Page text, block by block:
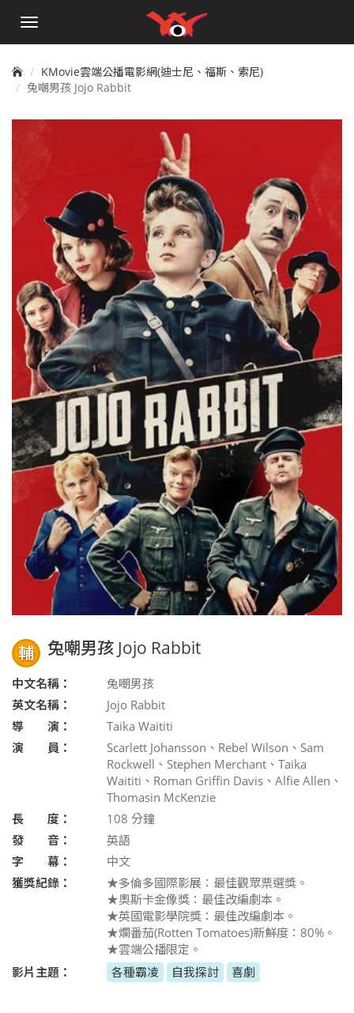
手
單
KMovie雲端公播電影網(迪士尼、福斯、索尼)
兔嘲男孩 Jojo Rabbit
輔 兔嘲男孩 Jojo Rabbit
中文名稱：
兔嘲男孩
英文名稱：
Jojo Rabbit
導 演：
Taika Waititi
演 員：
Scarlett Johansson、Rebel Wilson、Sam
Rockwell、Stephen Merchant、Taika
Waititi、Roman Griffin Davis、Alfie Allen、
Thomasin McKenzie
長 度：
108 分鐘
發 音：
英語
字 幕：
中文
獲獎紀錄：
★多倫多國際影展：最佳觀眾票選獎。
★奧斯卡金像獎：最佳改編劇本。
★英國電影學院獎：最佳改編劇本。
★爛番茄(Rotten Tomatoes)新鮮度：80%。
★雲端公播限定。
影片主題：
各種霸凌 自我探討 喜劇